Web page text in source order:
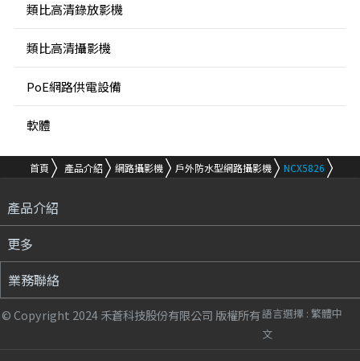
類比高清錄放影機
類比高清攝影機
PoE網路供電設備
軟體
首頁 產品介紹 網路攝影機 戶外防水型網路攝影機 NCX5826
產品介紹
更多
業務聯絡
© Copyright 2024 禾蒼科技股份有限公司 版權所有語言選擇 : 繁體中
文